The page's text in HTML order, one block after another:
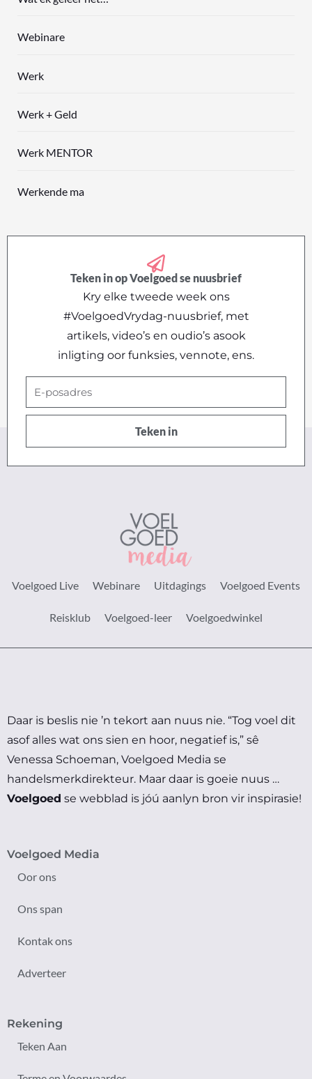
Webinare
Werk
Werk + Geld
Werk MENTOR
Werkende ma
Teken in op Voelgoed se nuusbrief
Kry elke tweede week ons
#VoelgoedVrydag-nuusbrief, met
artikels, video’s en oudio’s asook
inligting oor funksies, vennote, ens.
posadres
Teken in
Voelgoed Live Webinare Uitdagings Voelgoed Events
Reisklub Voelgoed-leer Voelgoedwinkel
Daar is beslis nie ’n tekort aan nuus nie. “Tog voel dit
asof alles wat ons sien en hoor, negatief is,” sê
Venessa Schoeman, Voelgoed Media se
handelsmerkdirekteur. Maar daar is goeie nuus …
Voelgoed se webblad is jóú aanlyn bron vir inspirasie!
Voelgoed Media
Oor ons
Ons span
Kontak ons
Adverteer
Rekening
Teken Aan